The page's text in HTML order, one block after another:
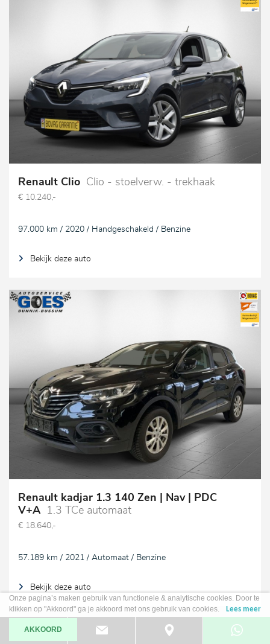
Renault Clio Clio - stoelverw. - trekhaak
€ 10.240,-
97.000 km / 2020 / Handgeschakeld / Benzine
Bekijk deze auto
Renault kadjar 1.3 140 Zen | Nav | PDC
V+A
1.3 TCe automaat
€ 18.640,-
57.189 km / 2021 / Automaat / Benzine
Bekijk deze auto
Onze pagina’s maken gebruik van functionele & analytische cookies. Door te
klikken op "Akkoord" ga je akkoord met ons gebruik van cookies.
Lees meer
AKKOORD